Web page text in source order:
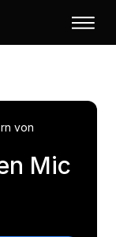
von
Mic